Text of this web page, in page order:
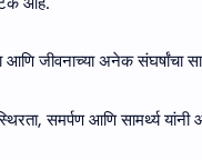
आणि जीवनाच्या अनेक संघर्षांचा
समर्पण आणि सामर्थ्य